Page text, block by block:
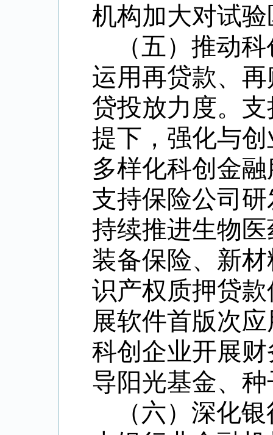
机构加大对试
（五）推动
运用再贷款、
贷投放力度。
提下，强化与
多样化科创金
支持保险公司
持续推进生物
装备保险、新
识产权质押贷
展软件首版次
科创企业开展
导阳光基金、
（六）深化